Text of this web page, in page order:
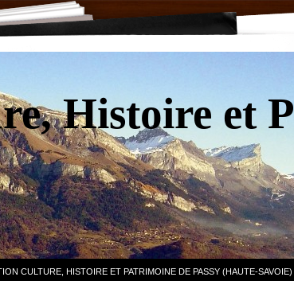
Histoire et
CULTURE, HISTOIRE ET PATRIMOINE DE PASSY (HAUTE-